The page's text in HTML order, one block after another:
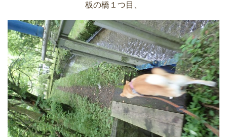
板の橋１つ目、